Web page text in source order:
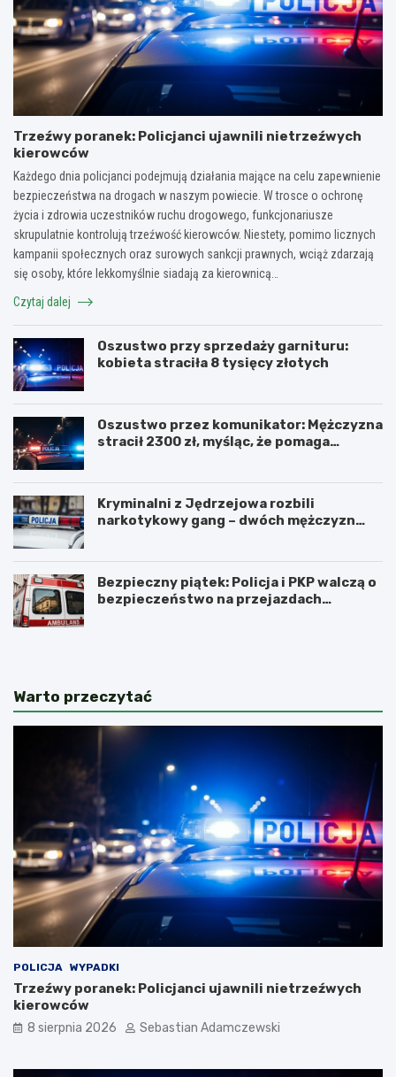
Trzeźwy poranek: Policjanci ujawnili nietrzeźwych
kierowców
Każdego dnia policjanci podejmują działania mające na celu zapewnienie
bezpieczeństwa na drogach w naszym powiecie. W trosce o ochronę
życia i zdrowia uczestników ruchu drogowego, funkcjonariusze
skrupulatnie kontrolują trzeźwość kierowców. Niestety, pomimo licznych
kampanii społecznych oraz surowych sankcji prawnych, wciąż zdarzają
się osoby, które lekkomyślnie siadają za kierownicą…
Czytaj dalej
Oszustwo przy sprzedaży garnituru:
kobieta straciła 8 tysięcy złotych
Oszustwo przez komunikator: Mężczyzna
stracił 2300 zł, myśląc, że pomaga
Kryminalni z Jędrzejowa rozbili
narkotykowy gang – dwóch mężczyzn
Bezpieczny piątek: Policja i PKP walczą o
bezpieczeństwo na przejazdach
Warto przeczytać
POLICJA WYPADKI
Trzeźwy poranek: Policjanci ujawnili nietrzeźwych
kierowców
8 sierpnia 2026 Sebastian Adamczewski